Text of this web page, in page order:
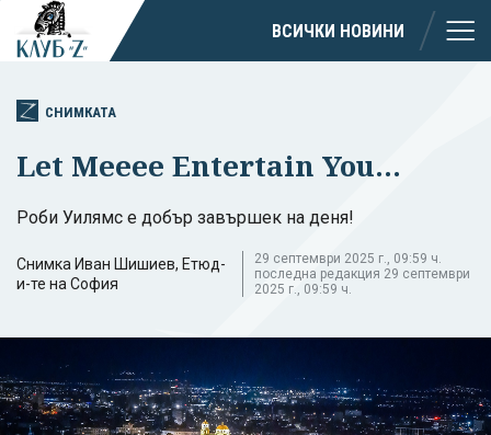
ВСИЧКИ НОВИНИ
СНИМКАТА
Let Meeee Entertain You...
Роби Уилямс е добър завършек на деня!
Снимка Иван Шишиев, Етюд-
и-те на София
29 септември 2025 г., 09:59 ч.
последна редакция 29 септември
2025 г., 09:59 ч.